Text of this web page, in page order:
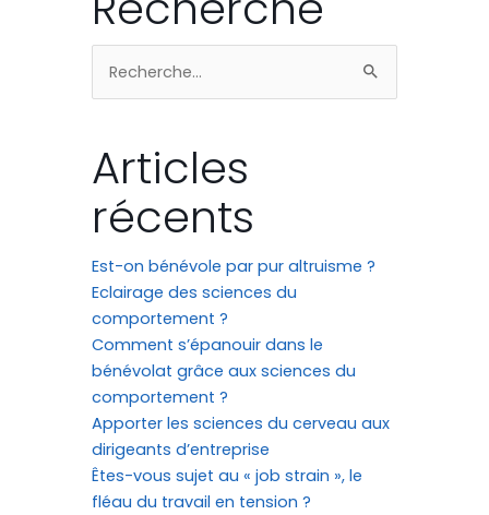
Rechercher :
Articles
récents
Est-on bénévole par pur altruisme ?
Eclairage des sciences du
comportement ?
Comment s’épanouir dans le
bénévolat grâce aux sciences du
comportement ?
Apporter les sciences du cerveau aux
dirigeants d’entreprise
Êtes-vous sujet au « job strain », le
fléau du travail en tension ?